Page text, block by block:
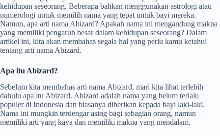
kehidupan seseorang. Beberapa bahkan menggunakan astrologi atau
numerologi untuk memilih nama yang tepat untuk bayi mereka.
Namun, apa arti nama Abizard? Apakah nama ini mengandung makna
yang memiliki pengaruh besar dalam kehidupan seseorang? Dalam
artikel ini, kita akan membahas segala hal yang perlu kamu ketahui
tentang arti nama Abizard.
Apa itu Abizard?
Sebelum kita membahas arti nama Abizard, mari kita lihat terlebih
dahulu apa itu Abizard. Abizard adalah nama yang belum terlalu
populer di Indonesia dan biasanya diberikan kepada bayi laki-laki.
Nama ini mungkin terdengar asing bagi sebagian orang, namun
memiliki arti yang kaya dan memiliki makna yang mendalam.